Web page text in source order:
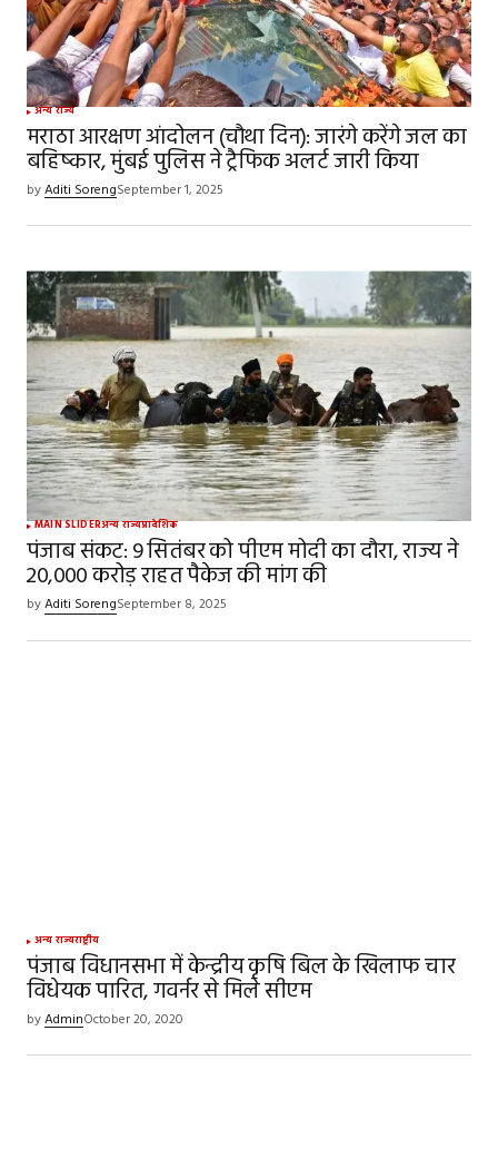
अन्य राज्य
मराठा आरक्षण आंदोलन (चौथा दिन): जारंगे करेंगे जल का
बहिष्कार, मुंबई पुलिस ने ट्रैफिक अलर्ट जारी किया
byAditi SorengSeptember 1, 2025
MAIN SLIDERअन्य राज्यप्रादेशिक
पंजाब संकट: 9 सितंबर को पीएम मोदी का दौरा, राज्य ने
₹20,000 करोड़ राहत पैकेज की मांग की
byAditi SorengSeptember 8, 2025
अन्य राज्यराष्ट्रीय
पंजाब विधानसभा में केन्द्रीय कृषि बिल के खिलाफ चार
विधेयक पारित, गवर्नर से मिले सीएम
byAdminOctober 20, 2020